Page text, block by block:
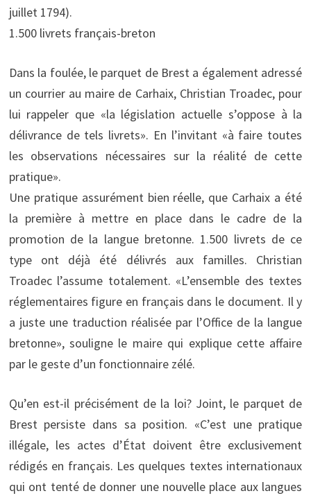
juillet 1794).
1.500 livrets français-breton
Dans la foulée, le parquet de Brest a également adressé
un courrier au maire de Carhaix, Christian Troadec, pour
lui rappeler que «la législation actuelle s’oppose à la
délivrance de tels livrets». En l’invitant «à faire toutes
les observations nécessaires sur la réalité de cette
pratique».
Une pratique assurément bien réelle, que Carhaix a été
la première à mettre en place dans le cadre de la
promotion de la langue bretonne. 1.500 livrets de ce
type ont déjà été délivrés aux familles. Christian
Troadec l’assume totalement. «L’ensemble des textes
réglementaires figure en français dans le document. Il y
a juste une traduction réalisée par l’Office de la langue
bretonne», souligne le maire qui explique cette affaire
par le geste d’un fonctionnaire zélé.
Qu’en est-il précisément de la loi? Joint, le parquet de
Brest persiste dans sa position. «C’est une pratique
illégale, les actes d’État doivent être exclusivement
rédigés en français. Les quelques textes internationaux
qui ont tenté de donner une nouvelle place aux langues